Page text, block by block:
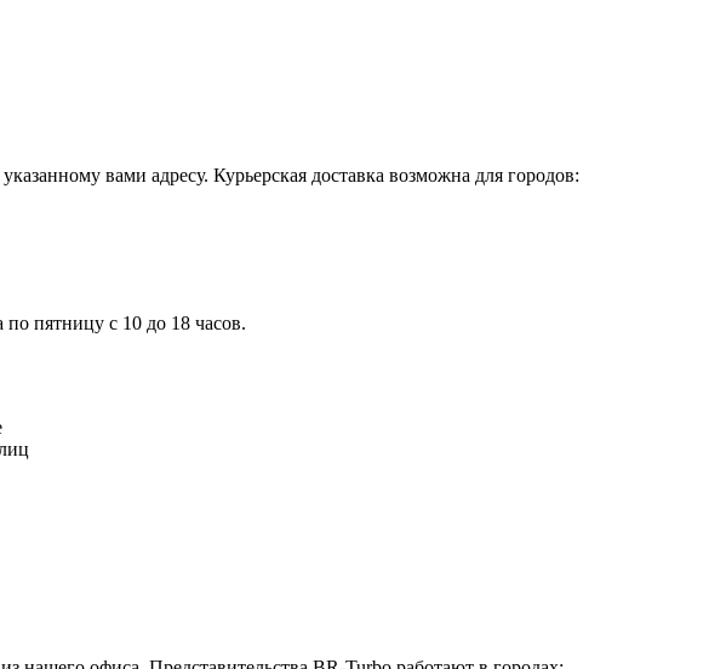
вами адресу. Курьерская доставка возможна для городов:
по пятницу с 10 до 18 часов.